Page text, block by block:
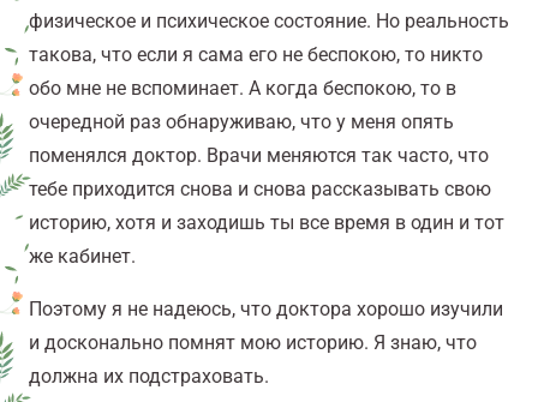
физическое и психическое состояние. Но реальность
такова, что если я сама его не беспокою, то никто
обо мне не вспоминает. А когда беспокою, то в
очередной раз обнаруживаю, что у меня опять
поменялся доктор. Врачи меняются так часто, что
тебе приходится снова и снова рассказывать свою
историю, хотя и заходишь ты все время в один и тот
же кабинет.
Поэтому я не надеюсь, что доктора хорошо изучили
и досконально помнят мою историю. Я знаю, что
должна их подстраховать.